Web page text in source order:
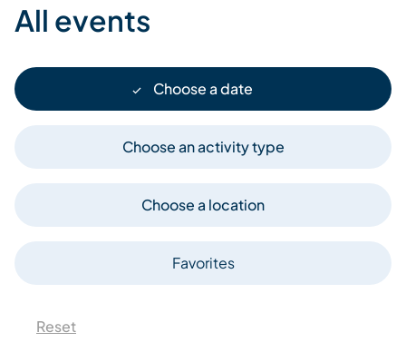
All events
Choose a date
Choose an activity type
Choose a location
Favorites
Reset